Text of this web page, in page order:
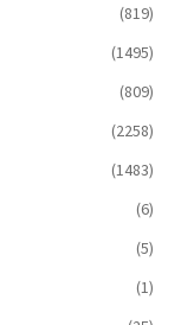
(819)
(1495)
(809)
(2258)
(1483)
(6)
(5)
(1)